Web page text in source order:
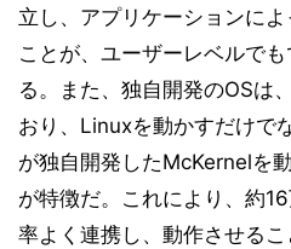
立し、アプリケーションに
ことが、ユーザーレベルで
る。また、独自開発のOSは
おり、Linuxを動かすだけで
が独自開発したMcKernelを
が特徴だ。これにより、約
率よく連携し、動作させるこ